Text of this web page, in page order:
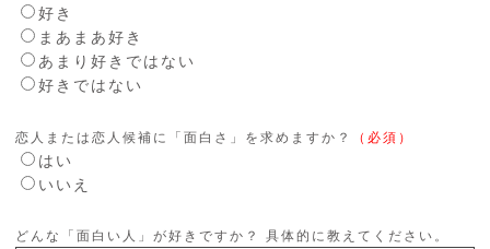
好き
まあまあ好き
あまり好きではない
好きではない
恋人または恋人候補に「面白さ」を求めますか？ （必須）
はい
いいえ
どんな「面白い人」が好きですか？ 具体的に教えてください。